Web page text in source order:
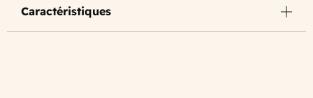
Caractéristiques